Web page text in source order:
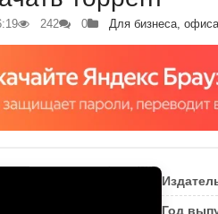
242 0 Для бизнеса,
Год